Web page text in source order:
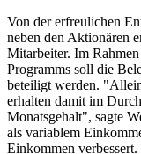
Von der erfreulichen
neben den Aktionären
Mitarbeiter. Im
Programms soll die
beteiligt werden.
erhalten damit im
Monatsgehalt", sagte
als variablem
Einkommen